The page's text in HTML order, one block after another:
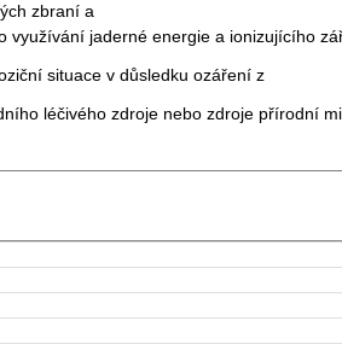
zbraní a
jaderné energie a ionizujícího
situace v důsledku ozáření z
léčivého zdroje nebo zdroje přírodní